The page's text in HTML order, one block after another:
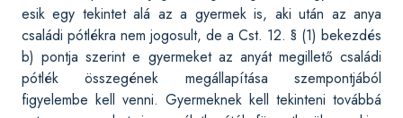
esik egy tekintet alá az a gyermek is, aki után az anya
családi pótlékra nem jogosult, de a Cst. 12. § (1) bekezdés
b) pontja szerint e gyermeket az anyát megillető családi
pótlék összegének megállapítása szempontjából
figyelembe kell venni. Gyermeknek kell tekinteni továbbá